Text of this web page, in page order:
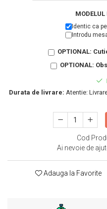
Pentru mama
Echipe de fotbal
Brelocuri cu mesaje amuzante
Cadouri pentru parinti de
30 ani
MODELUL
Identic ca
Introdu
OPTIONAL:
OPTIONAL:
Durata de livrare: Atentie:
Cod
Ai nevoie de
Adauga la Favorite